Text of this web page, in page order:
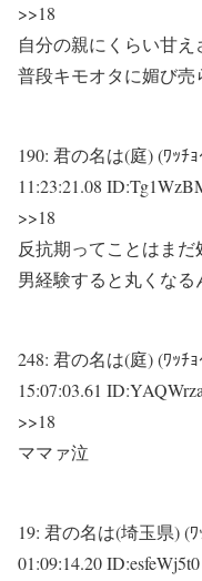
>>18
自分の親にくらい甘え
普段キモオタに媚び
190: 君の名は(庭) (ﾜｯﾁ
11:23:21.08
>>18
反抗期ってことはまだ
男経験すると丸くなる
248: 君の名は(庭) (ﾜｯﾁｮ
15:07:03.61
>>18
ママァ泣
19: 君の名は(埼玉県) (ﾜ
01:09:14.20 ID:esfeWj5t0